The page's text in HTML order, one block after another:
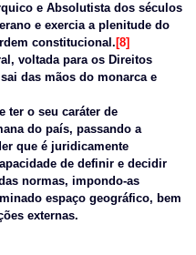
e Absolutista dos séculos
e exercia a plenitude do
constitucional. [8]
voltada para os Direitos
das mãos do monarca e
ter o seu caráter de
do país, passando a
que é juridicamente
de definir e decidir
normas, impondo-as
espaço geográfico, bem
externas.